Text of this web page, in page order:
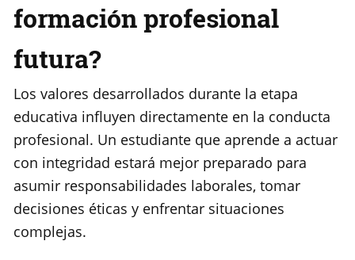
formación profesional
futura?
Los valores desarrollados durante la etapa
educativa influyen directamente en la conducta
profesional. Un estudiante que aprende a actuar
con integridad estará mejor preparado para
asumir responsabilidades laborales, tomar
decisiones éticas y enfrentar situaciones
complejas.